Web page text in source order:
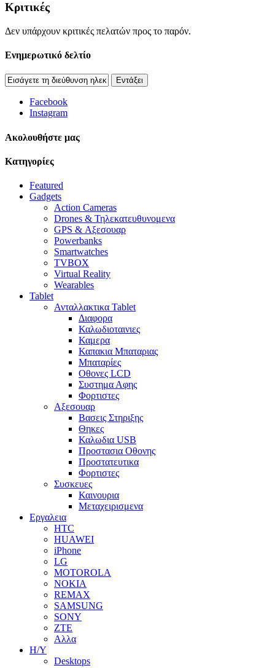
Κριτικές
Δεν υπάρχουν κριτικές πελατών προς το παρόν.
Ενημερωτικό δελτίο
Εντάξει
Facebook
Instagram
Aκολουθήστε μας
Κατηγορίες
Featured
Gadgets
Action Cameras
Drones & Τηλεκατευθυνομενα
GPS & Αξεσουαρ
Powerbanks
Smartwatches
TVBOX
Virtual Reality
Wearables
Tablet
Ανταλλακτικα Tablet
Διαφορα
Καλωδιοταινιες
Καμερα
Καπακια Μπαταριας
Μπαταρίες
Οθονες LCD
Συστημα Αφης
Φορτιστες
Αξεσουαρ
Βασεις Στηριξης
Θηκες
Καλωδια USB
Προστασια Οθονης
Προστατευτικα
Φορτιστες
Συσκευες
Καινουρια
Μεταχειρισμενα
Εργαλεια
HTC
HUAWEI
iPhone
LG
MOTOROLA
NOKIA
REMAX
SAMSUNG
SONY
ZTE
Αλλα
Η/Υ
Desktops